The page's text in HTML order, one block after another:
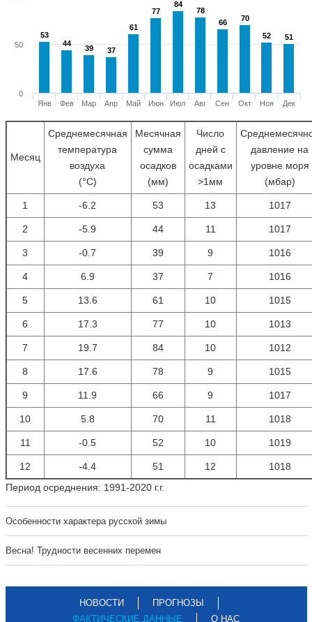
53
53
44
44
39
39 37
37
61
61
77
77
84
84
78
78
66
66 70
70
52
52 51
51
Янв Фев Мар Апр Май Июн Июл Авг Сен Окт Ноя Дек
0
50
Месяц
Среднемесячная
температура
воздуха
(°С)
Месячная
сумма
осадков
(мм)
Число
дней с
осадками
>1мм
давление на
уровне моря
(мбар)
1 -6.2 53 13 1017
2 -5.9 44 11 1017
3 -0.7 39 9 1016
4 6.9 37 7 1016
5 13.6 61 10 1015
6 17.3 77 10 1013
7 19.7 84 10 1012
8 17.6 78 9 1015
9 11.9 66 9 1017
10 5.8 70 11 1018
11 -0.5 52 10 1019
12 -4.4 51 12
1018
Период осреднения: 1991-2020 г.г.
Особенности характера русской зимы
Весна! Трудности весенних перемен
НОВОСТИ
ПРОГНОЗЫ
ФАКТИЧЕСКИЕ ДАННЫЕ
О НАС